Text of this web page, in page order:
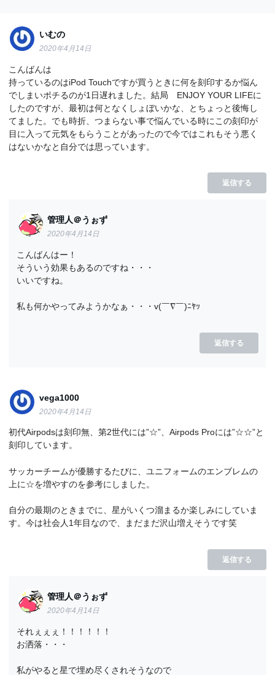
いむの
2020年4月14日
こんばんは
持っているのはiPod Touchですが買うときに何を刻印するか悩ん
でしまいポチるのが1日遅れました。結局 ENJOY YOUR LIFEに
したのですが、最初は何となくしょぼいかな、とちょっと後悔し
てました。でも時折、つまらない事で悩んでいる時にこの刻印が
目に入って元気をもらうことがあったので今ではこれもそう悪く
はないかなと自分では思っています。
返信する
管理人＠うぉず
2020年4月14日
こんばんはー！
そういう効果もあるのですね・・・
いいですね。
私も何かやってみようかなぁ・・・v(￣∇￣)ﾆﾔｯ
返信する
vega1000
2020年4月14日
初代Airpodsは刻印無、第2世代には”☆”、Airpods Proには”☆☆”と
刻印しています。
サッカーチームが優勝するたびに、ユニフォームのエンブレムの
上に☆を増やすのを参考にしました。
自分の最期のときまでに、星がいくつ溜まるか楽しみにしていま
す。今は社会人1年目なので、まだまだ沢山増えそうです笑
返信する
管理人＠うぉず
2020年4月14日
それぇぇぇ！！！！！！
お洒落・・・
私がやると星で埋め尽くされそうなので